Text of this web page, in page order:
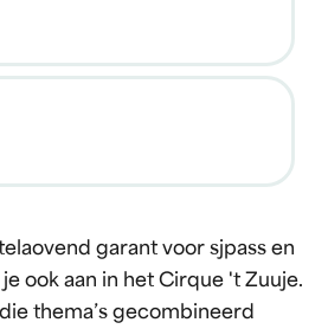
garant voor sjpass en
ook aan in het Cirque 't Zuuje.
thema’s gecombineerd